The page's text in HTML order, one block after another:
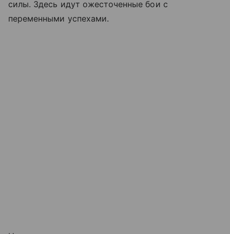
силы. Здесь идут ожесточенные бои с
переменными успехами.